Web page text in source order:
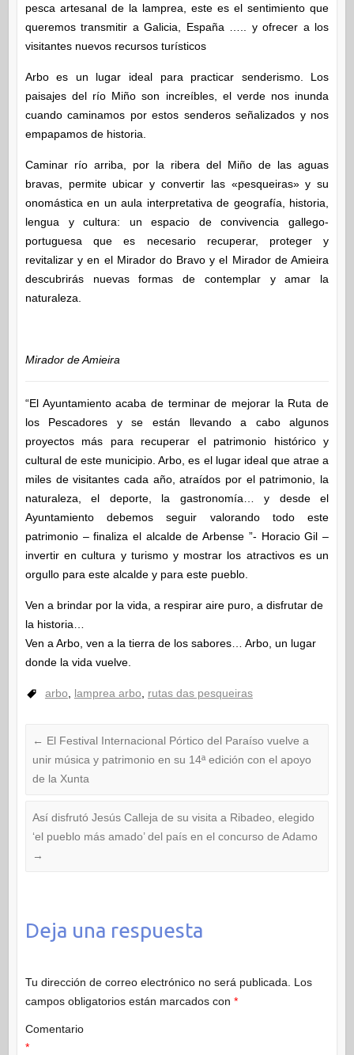
pesca artesanal de la lamprea, este es el sentimiento que
queremos transmitir a Galicia, España ….. y ofrecer a los
visitantes nuevos recursos turísticos
Arbo es un lugar ideal para practicar senderismo. Los
paisajes del río Miño son increíbles, el verde nos inunda
cuando caminamos por estos senderos señalizados y nos
empapamos de historia.
Caminar río arriba, por la ribera del Miño de las aguas
bravas, permite ubicar y convertir las «pesqueiras» y su
onomástica en un aula interpretativa de geografía, historia,
lengua y cultura: un espacio de convivencia gallego-
portuguesa que es necesario recuperar, proteger y
revitalizar y en el Mirador do Bravo y el Mirador de Amieira
descubrirás nuevas formas de contemplar y amar la
naturaleza.
Mirador de Amieira
“El Ayuntamiento acaba de terminar de mejorar la Ruta de
los Pescadores y se están llevando a cabo algunos
proyectos más para recuperar el patrimonio histórico y
cultural de este municipio. Arbo, es el lugar ideal que atrae a
miles de visitantes cada año, atraídos por el patrimonio, la
naturaleza, el deporte, la gastronomía… y desde el
Ayuntamiento debemos seguir valorando todo este
patrimonio – finaliza el alcalde de Arbense ”- Horacio Gil –
invertir en cultura y turismo y mostrar los atractivos es un
orgullo para este alcalde y para este pueblo.
Ven a brindar por la vida, a respirar aire puro, a disfrutar de
la historia…
Ven a Arbo, ven a la tierra de los sabores… Arbo, un lugar
donde la vida vuelve.
arbo lamprea arbo rutas das pesqueiras
← El Festival Internacional Pórtico del Paraíso vuelve a
unir música y patrimonio en su 14ª edición con el apoyo
de la Xunta
Así disfrutó Jesús Calleja de su visita a Ribadeo, elegido
‘el pueblo más amado’ del país en el concurso de Adamo
→
Deja una respuesta
Tu dirección de correo electrónico no será publicada.
Los
campos obligatorios están marcados con *
Comentario
*